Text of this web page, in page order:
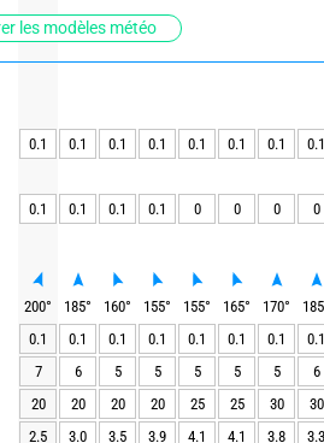
les modèles météo
0.1 0.1 0.1 0.1 0.1 0.1 0.1 0.1
0.1 0.1 0.1 0.1 0 0 0 0
200° 185° 160° 155° 155° 165° 170°
185
0.1
0.1 0.1 0.1 0.1 0.1 0.1
0.1
7
6 5 5 5 5 5
6
20
20 20 20 25 25 30
30
2.5
3.0 3.5 3.9 4.1 4.1 3.8
3.3